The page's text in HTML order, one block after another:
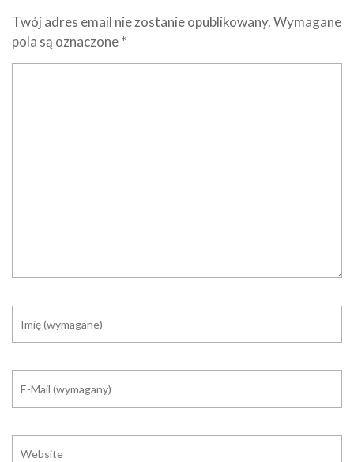
Twój adres email nie zostanie opublikowany.Wymagane
pola są oznaczone*